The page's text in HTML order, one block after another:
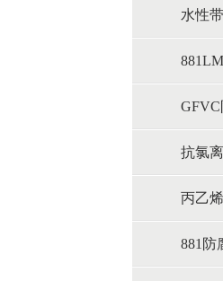
水性
抗氯
881防